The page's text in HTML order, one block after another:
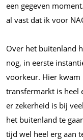
een gegeven
al vast dat ik voor
Over het buitenland
nog, in eerste
voorkeur. Hier kwam
transfermarkt is heel
er zekerheid is bij
het buitenland te
tijd wel heel erg aan